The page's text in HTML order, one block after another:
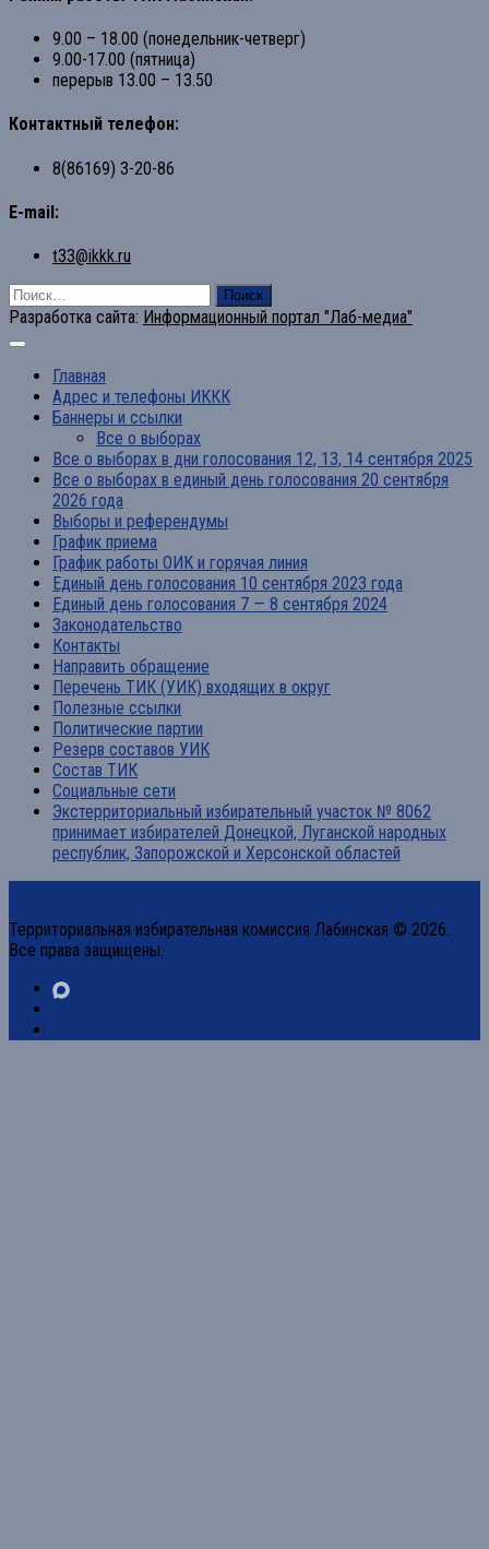
9.00 – 18.00 (понедельник-четверг)
9.00-17.00 (пятница)
перерыв 13.00 – 13.50
Контактный телефон:
8(86169) 3-20-86
E-mail:
t33@ikkk.ru
Найти:
Разработка сайта: Информационный портал "Лаб-медиа"
Главная
Адрес и телефоны ИККК
Баннеры и ссылки
Все о выборах
Все о выборах в дни голосования 12, 13, 14 сентября 2025
Все о выборах в единый день голосования 20 сентября
2026 года
Выборы и референдумы
График приема
График работы ОИК и горячая линия
Единый день голосования 10 сентября 2023 года
Единый день голосования 7 — 8 сентября 2024
Законодательство
Контакты
Направить обращение
Перечень ТИК (УИК) входящих в округ
Полезные ссылки
Политические партии
Резерв составов УИК
Состав ТИК
Социальные сети
Экстерриториальный избирательный участок № 8062
принимает избирателей Донецкой, Луганской народных
республик, Запорожской и Херсонской областей
Территориальная избирательная комиссия Лабинская © 2026.
Все права защищены.